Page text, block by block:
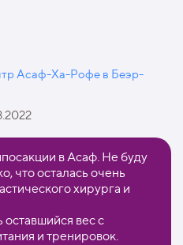
Асаф-Ха-Рофе в Беэр-
в Асаф. Не буду
что осталась очень
хирурга и
оставшийся вес с
и тренировок.